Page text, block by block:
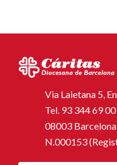
Via Laietana 5,
Tel. 93 344 69 00
08003
N.000153